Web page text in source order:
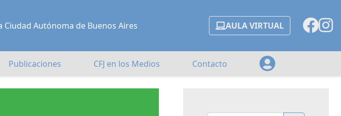
Ciudad Autónoma de Buenos Aires AULA VIRTUAL
Publicaciones CFJ en los Medios Contacto